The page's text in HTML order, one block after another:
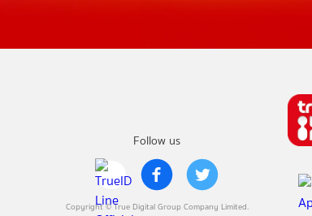
Follow us
Copyright © True Digital Group Company Limited.